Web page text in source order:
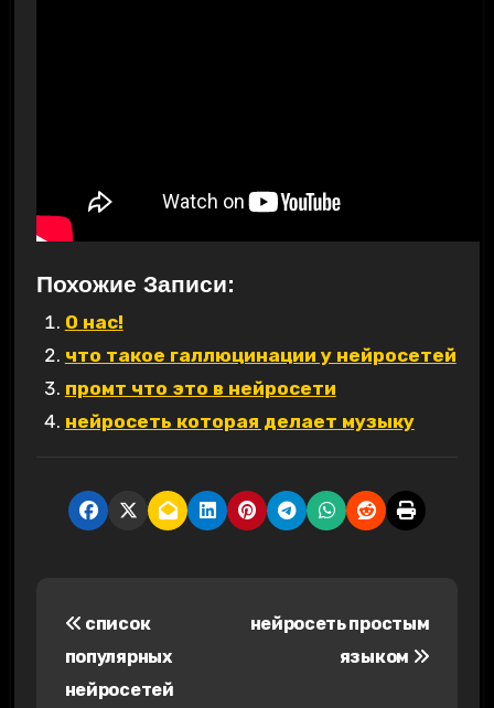
Похожие Записи:
О нас!
что такое галлюцинации у нейросетей
промт что это в нейросети
нейросеть которая делает музыку
список
популярных
нейросетей
нейросеть простым
языком